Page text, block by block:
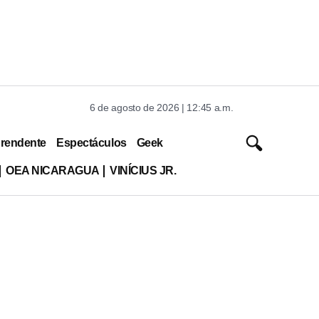
6 de agosto de 2026 | 12:45 a.m.
Espectáculos Geek
OEA NICARAGUA VINÍCIUS JR.